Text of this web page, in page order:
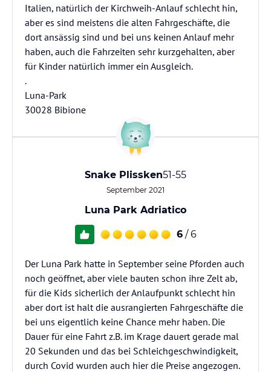
Italien, natürlich der Kirchweih-Anlauf schlecht hin,
aber es sind meistens die alten Fahrgeschäfte, die
dort ansässig sind und bei uns keinen Anlauf mehr
haben, auch die Fahrzeiten sehr kurzgehalten, aber
für Kinder natürlich immer ein Ausgleich.
.
Luna-Park
30028 Bibione
Snake Plissken51-55
September 2021
Luna Park Adriatico
6 / 6
Der Luna Park hatte in September seine Pforden auch
noch geöffnet, aber viele bauten schon ihre Zelt ab,
für die Kids sicherlich der Anlaufpunkt schlecht hin
aber dort ist halt die ausrangierten Fahrgeschäfte die
bei uns eigentlich keine Chance mehr haben. Die
Dauer für eine Fahrt z.B. im Krage dauert gerade mal
20 Sekunden und das bei Schleichgeschwindigkeit,
durch Covid wurden auch hier die Preise angezogen.